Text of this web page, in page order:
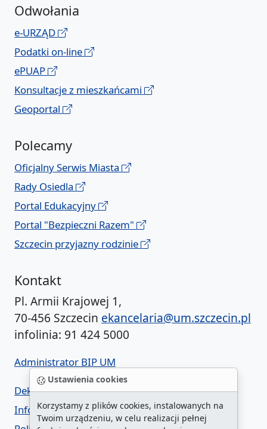
Ustawienia cookies
Korzystamy z plików cookies, instalowanych na
Twoim urządzeniu, w celu realizacji pełnej
Odwołania
e-URZĄD
Podatki on-line
ePUAP
Konsultacje z mieszkańcami
Geoportal
Polecamy
Oficjalny Serwis Miasta
Rady Osiedla
Portal Edukacyjny
Portal "Bezpieczni Razem"
Szczecin przyjazny rodzinie
Kontakt
Pl. Armii Krajowej 1,
70-456 Szczecin ekancelaria@um.szczecin.pl
infolinia: 91 424 5000
Administrator BIP UM
Deklaracja dostępności
Informacja o urzędzie w ETR